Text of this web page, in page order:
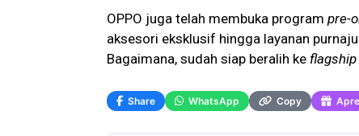
OPPO juga telah membuka program pre-
aksesori eksklusif hingga layanan
Bagaimana, sudah siap beralih ke flagship
Share WhatsApp Copy